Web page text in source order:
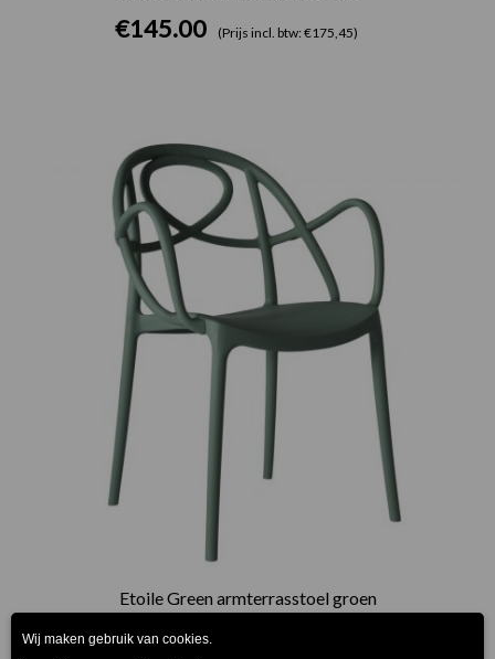
€145.00 (Prijs incl. btw: €175,45)
Etoile Green armterrasstoel groen
€145.00